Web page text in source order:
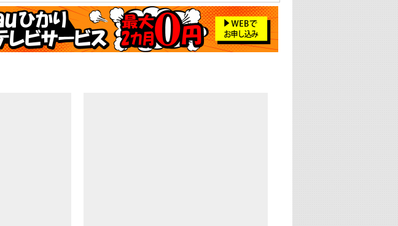
K-POP 第4世代特集
25:00
あのころヒッツ! 一挙5時間！
2021→2025年